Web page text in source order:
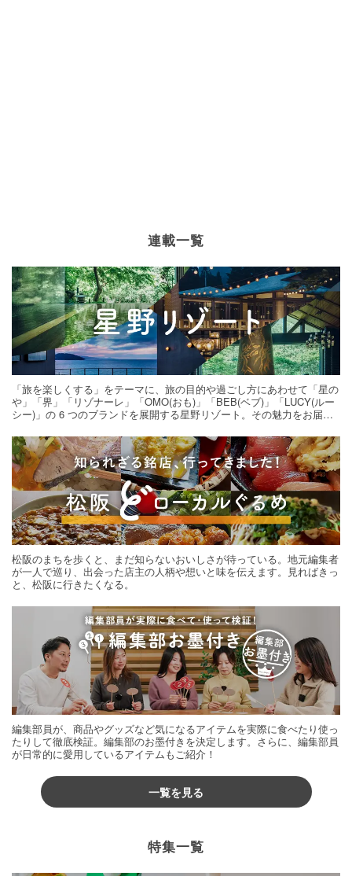
連載一覧
「旅を楽しくする」をテーマに、旅の目的や過ごし方にあわせて「星の
や」「界」「リゾナーレ」「OMO(おも)」「BEB(ベブ)」「LUCY(ルー
シー)」の 6 つのブランドを展開する星野リゾート。その魅力をお届け
松阪のまちを歩くと、まだ知らないおいしさが待っている。地元編集者
が一人で巡り、出会った店主の人柄や想いと味を伝えます。見ればきっ
と、松阪に行きたくなる。
編集部員が、商品やグッズなど気になるアイテムを実際に食べたり使っ
たりして徹底検証。編集部のお墨付きを決定します。さらに、編集部員
が日常的に愛用しているアイテムもご紹介！
一覧を見る
特集一覧